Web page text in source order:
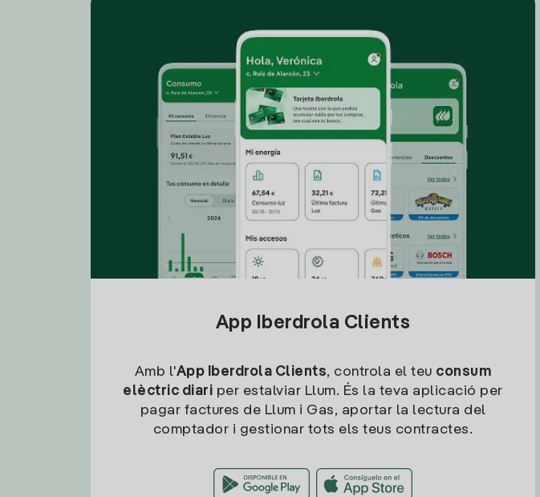
App Iberdrola Clients
Amb l'App Iberdrola Clients, controla el teu consum
elèctric diari per estalviar Llum. És la teva aplicació per
pagar factures de Llum i Gas, aportar la lectura del
comptador i gestionar tots els teus contractes.